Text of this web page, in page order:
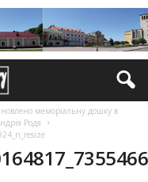
меморіальну дошку в
Родя